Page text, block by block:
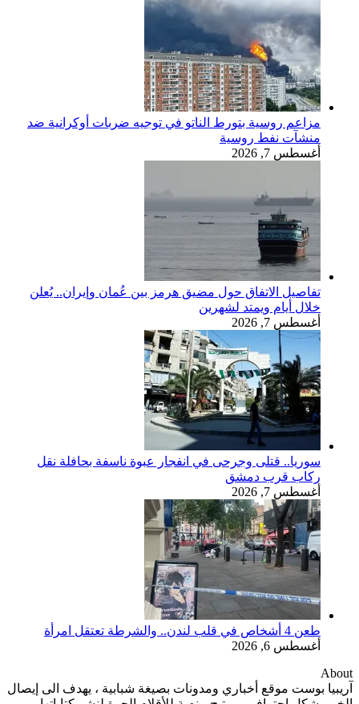
مزاعم روسية بتورط الناتو في توجيه ضربات أوكرانية ضد
منشآت نفط روسية
أغسطس 7, 2026
تفاصيل الاتفاق حول مضيق هرمز بين عُمان وإيران.. يُعلن
خلال أيام ويمتد لشهرين
أغسطس 7, 2026
سوريا.. قتلى وجرحى في انفجار عبوة ناسفة بحافلة نقل
ركاب قرب دمشق
أغسطس 7, 2026
طعن 4 أشخاص في قلب لندن.. والشرطة تعتقل امرأة
أغسطس 6, 2026
About
آريبيا بوست موقع أخباري ومدونات بصيغة شبابية ، يهدف الى إيصال